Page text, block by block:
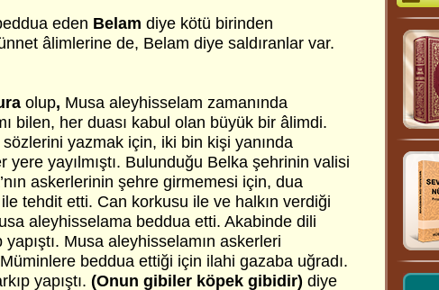
eden Belam diye kötü birinden
âlimlerine de, Belam diye saldıranlar var.
olup, Musa aleyhisselam zamanında
bilen, her duası kabul olan büyük bir âlimdi.
yazmak için, iki bin kişi yanında
yere yayılmıştı. Bulunduğu Belka şehrinin valisi
askerlerinin şehre girmemesi için, dua
tehdit etti. Can korkusu ile ve halkın verdiği
aleyhisselama beddua etti. Akabinde dili
Musa aleyhisselamın askerleri
beddua ettiği için ilahi gazaba uğradı.
yapıştı. (Onun gibiler köpek gibidir) diye